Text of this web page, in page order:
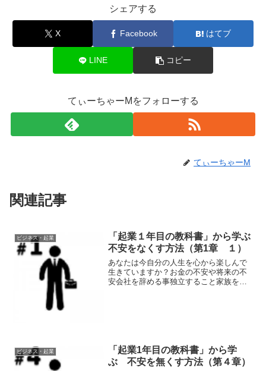
シェアする
X Facebook はてブ
LINE コピー
てぃーちゃーMをフォローする
てぃーちゃーM
関連記事
ビジネス・起業
「起業１年目の教科書」から学ぶ
不安をなくす方法（第1章 １）
あなたは今自分の人生を心から楽しんで
生きていますか？お金の不安や将来の不
安会社を辞める事独立すること家族を幸
ビジネス・起業
「起業1年目の教科書」から学
ぶ 不安を無くす方法（第４章）